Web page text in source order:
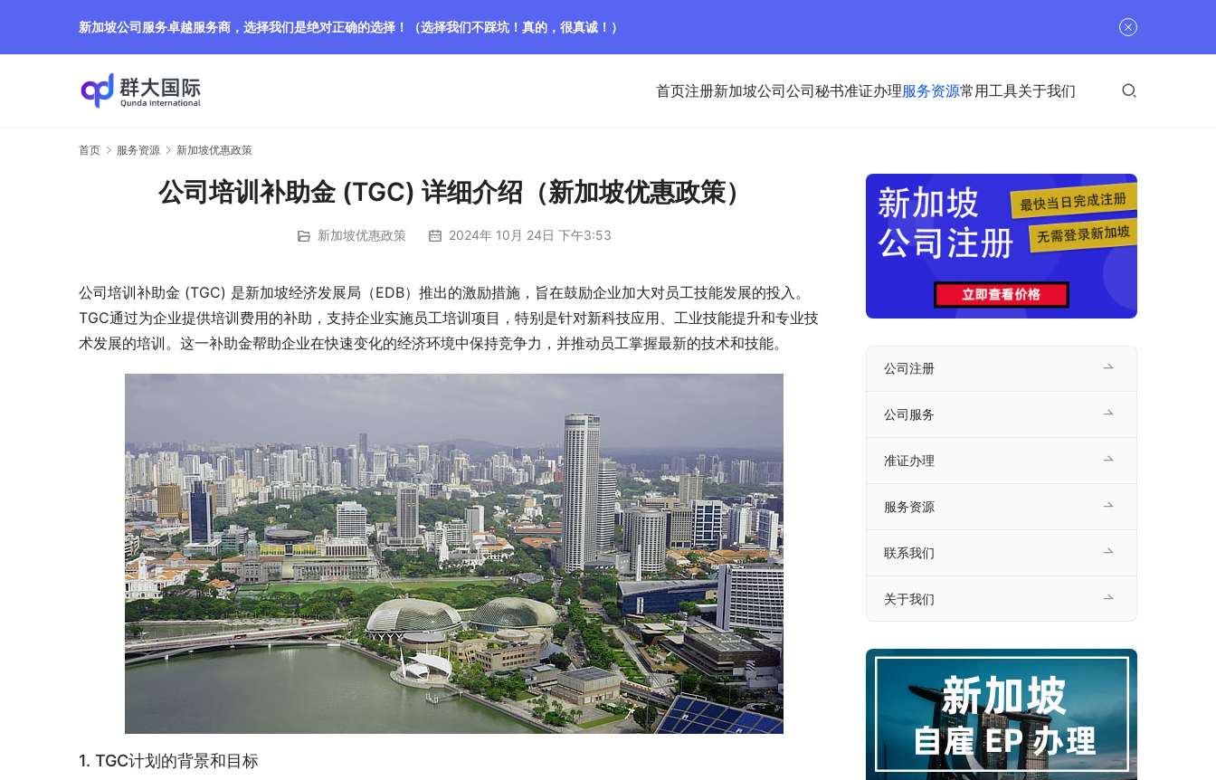
首页注册新加坡公司公司秘书准证办理服务资源常用工具关于我们
首页 服务资源 新加坡优惠政策
公司培训补助金 (TGC) 详细介绍（新加坡优惠政策）
新加坡优惠政策 2024年 10月 24日 下午3:53
公司培训补助金 (TGC) 是新加坡经济发展局（EDB）推出的激励措施，旨在鼓励企业加大对员工技能发展的投入。
TGC通过为企业提供培训费用的补助，支持企业实施员工培训项目，特别是针对新科技应用、工业技能提升和专业技
术发展的培训。这一补助金帮助企业在快速变化的经济环境中保持竞争力，并推动员工掌握最新的技术和技能。
1. TGC计划的背景和目标
公司注册
公司服务
准证办理
服务资源
联系我们
关于我们
新加坡公司服务卓越服务商，选择我们是绝对正确的选择！（选择我们不踩坑！真的，很真诚！）